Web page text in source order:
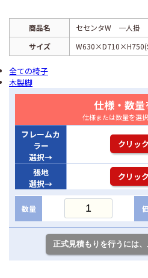
商品名
セセンタW 一人掛
サイズ
全ての椅子
木製脚
仕様・数
仕様または数量を選
フレームカ
ラー
選択→
クリッ
張地
選択→
クリッ
数量